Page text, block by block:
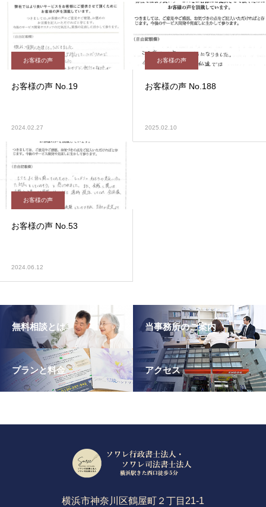
お客様の声
お客様の声 No.19
2024.02.27
お客様の声
お客様の声 No.188
2025.02.10
お客様の声
お客様の声 No.53
2024.06.12
無料相談とは 当事務所のご案内
プランと料金 アクセス
横浜市神奈川区鶴屋町２丁目21-1